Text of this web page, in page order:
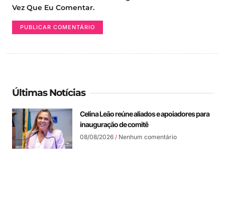
Vez Que Eu Comentar.
Últimas Notícias
Celina Leão reúne aliados e apoiadores para
inauguração de comitê
08/08/2026 Nenhum comentário